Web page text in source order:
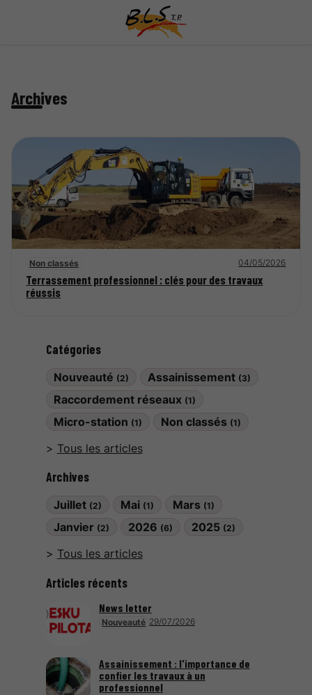
Catégories
Nouveauté (2) Assainissement (3)
Raccordement réseaux (1)
Micro-station (1) Non classés (1)
Tous les articles
Archives
Juillet (2) Mai (1) Mars (1)
Janvier (2) 2026 (6) 2025 (2)
Tous les articles
Articles récents
Nouveauté 29/07/2026
News letter
Assainissement : l'importance de
confier les travaux à un
professionnel
Archives
Non classés 04/05/2026
Terrassement professionnel : clés pour des travaux
réussis